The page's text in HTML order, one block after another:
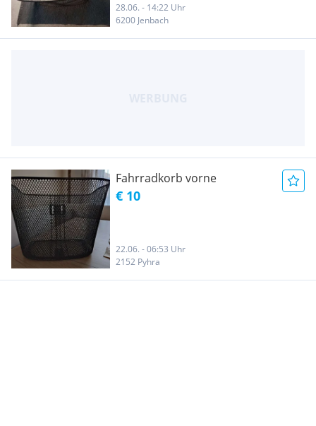
28.06. - 14:22 Uhr
6200 Jenbach
Fahrradkorb vorne
€ 10
22.06. - 06:53 Uhr
2152 Pyhra